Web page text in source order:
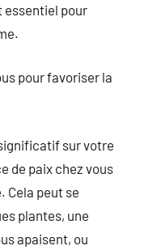
essentiel pour
pour favoriser la
sur votre
de paix chez vous
Cela peut se
plantes, une
apaisent, ou